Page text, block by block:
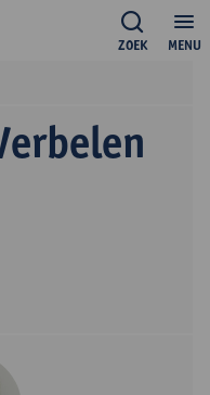
MENU
ZOEK